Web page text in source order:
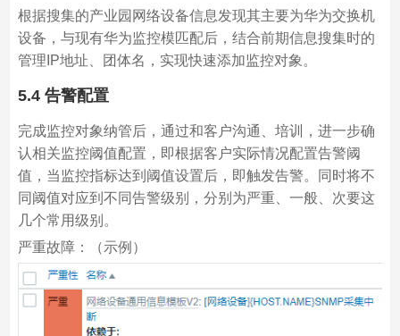
根据搜集的产业园网络设备信息发现其主要为华为交换机
设备，与现有华为监控模匹配后，结合前期信息搜集时的
管理IP地址、团体名，实现快速添加监控对象。
5.4 告警配置
完成监控对象纳管后，通过和客户沟通、培训，进一步确
认相关监控阈值配置，即根据客户实际情况配置告警阈
值，当监控指标达到阈值设置后，即触发告警。同时将不
同阈值对应到不同告警级别，分别为严重、一般、次要这
几个常用级别。
严重故障：（示例）